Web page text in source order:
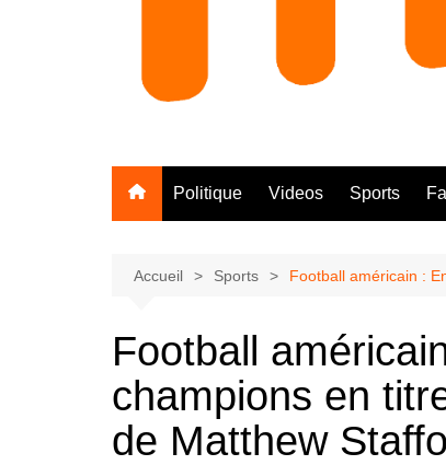
Politique Videos Sports
Accueil Sports Football américain :
Football
champions en
de Matthew